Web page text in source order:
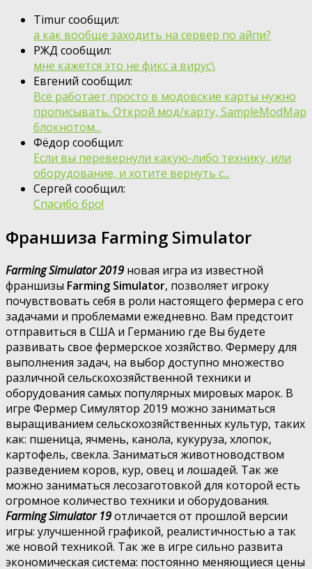
Timur сообщил:
а как вообще заходить на сервер по айпи?
РЖД сообщил:
мне кажется это не фикс а вирус\
Евгений сообщил:
Всё работает,просто в модовские карты нужно
прописывать. Открой мод/карту, SampleModMap
блокнотом...
Фёдор сообщил:
Если вы перевернули какую-либо технику, или
оборудование, и хотите вернуть с...
Сергей сообщил:
Спасибо бро!
Франшиза Farming Simulator
Farming Simulator 2019 новая игра из известной
франшизы Farming Simulator, позволяет игроку
почувствовать себя в роли настоящего фермера с его
задачами и проблемами ежедневно. Вам предстоит
отправиться в США и Германию где Вы будете
развивать свое фермерское хозяйство. Фермеру для
выполнения задач, на выбор доступно множество
различной сельскохозяйственной техники и
оборудования самых популярных мировых марок. В
игре Фермер Симулятор 2019 можно заниматься
выращиванием сельскохозяйственных культур, таких
как: пшеница, ячмень, канола, кукуруза, хлопок,
картофель, свекла. Заниматься животноводством
разведением коров, кур, овец и лошадей. Так же
можно заниматься лесозаготовкой для которой есть
огромное количество техники и оборудования.
Farming Simulator 19отличается от прошлой версии
игры: улучшенной графикой, реалистичностью а так
же новой техникой. Так же в игре сильно развита
экономическая система: постоянно меняющиеся цены